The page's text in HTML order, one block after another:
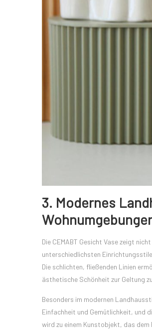
3. Modernes
Die CEMABT Gesicht Vase zeigt
unterschiedlichsten
Die schlichten, fließenden Linien
ästhetische Schönheit zur Geltung
Besonders im modernen
Einfachheit und Gemütlichkeit, und
wird zu einem Kunstobjekt, das dem